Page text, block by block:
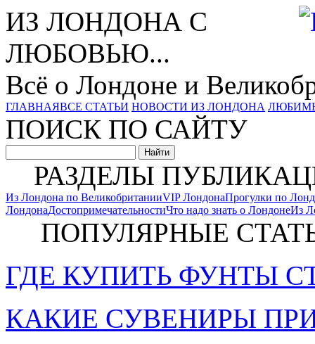
ИЗ ЛОНДОНА С
ЛЮБОВЬЮ...
Всё о Лондоне и
ГЛАВНАЯВСЕ СТАТЬИ НОВОСТИ ИЗ ЛОНДОНА
ПОИСК ПО САЙТУ
РАЗДЕЛЫ
Из Лондона по ВеликобританииVIP ЛондонаПрогулки по
ЛондонаДостопримечательностиЧто надо знать о ЛондонеИз
ПОПУЛЯРНЫЕ
ГДЕ КУПИТЬ ФУНТЫ
КАКИЕ СУВЕНИРЫ